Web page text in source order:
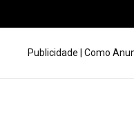
Publicidade | Como